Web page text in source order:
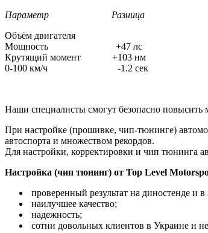
Параметр Разница
Объём двигателя
Мощность +47 лс
Крутящий момент +103 нм
0-100 км/ч -1.2 сек
Наши специалисты смогут безопасно
При настройке (прошивке, чип-тюнинге)
автоспорта и множеством рекордов.
Для настройки, корректировки и чип тюнинга
Настройка (чип тюнинг) от Top Level
проверенный результат на диностенде и в
наилучшее качество;
надежность;
сотни довольных клиентов в Украине и